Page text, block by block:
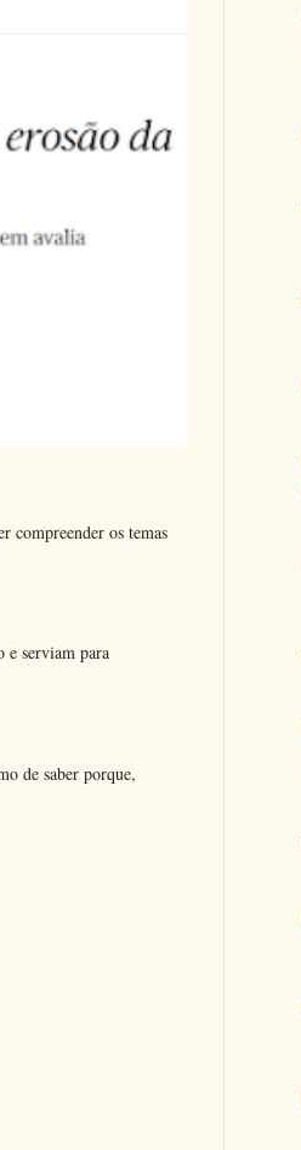
compreender os temas
e serviam para
de saber porque,